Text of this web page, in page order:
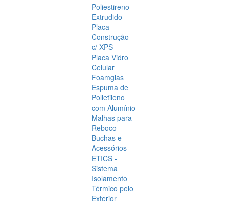
Poliestireno
Extrudido
Placa
Construção
c/ XPS
Placa Vidro
Celular
Foamglas
Espuma de
Polietileno
com Alumínio
Malhas para
Reboco
Buchas e
Acessórios
ETICS -
Sistema
Isolamento
Térmico pelo
Exterior